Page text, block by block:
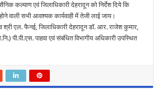
कल्याण एवं जिलाधिकारी देहरादून को निर्देश दिये कि
वाली सभी आवश्यक कार्यवाही में तेजी लाई जाय।
एल. फैनई, जिलाधिकारी देहरादून डॉ. आर. राजेश कुमार,
पी.पी.एस. पाहवा एवं संबंधित विभागीय अधिकारी उपस्थित